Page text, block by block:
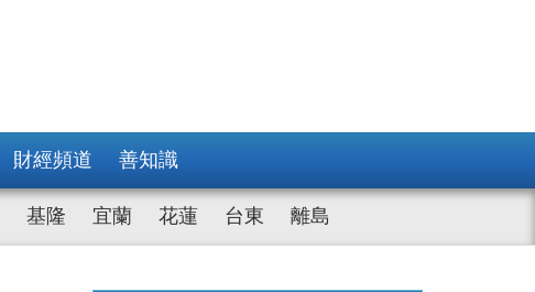
財經頻道 善知識
基隆 宜蘭 花蓮 台東 離島